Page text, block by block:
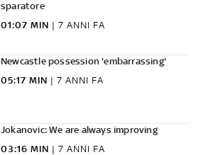
sparatore
01:07 MIN | 7 ANNI FA
Newcastle possession 'embarrassing'
05:17 MIN | 7 ANNI FA
Jokanovic: We are always improving
03:16 MIN | 7 ANNI FA